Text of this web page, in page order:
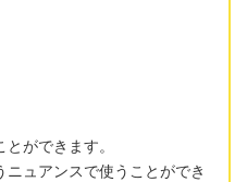
ができます。
ュアンスで使うことができ